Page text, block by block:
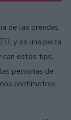
de las prendas
, y es una pieza
con estos tips,
personas de
centímetros